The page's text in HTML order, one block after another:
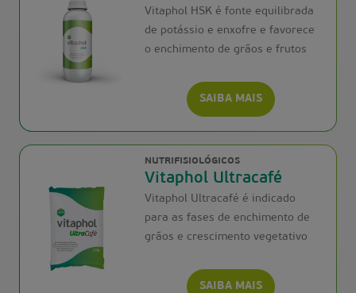
Vitaphol HSK é fonte equilibrada
de potássio e enxofre e favorece
o enchimento de grãos e frutos
SAIBA MAIS
NUTRIFISIOLÓGICOS
Vitaphol Ultracafé
Vitaphol Ultracafé é indicado
para as fases de enchimento de
grãos e crescimento vegetativo
SAIBA MAIS